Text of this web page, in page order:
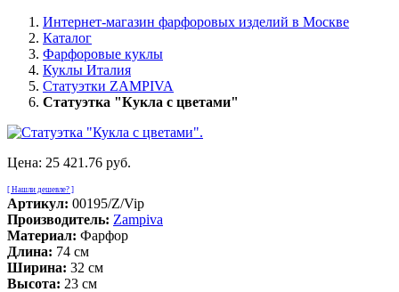
Интернет-магазин фарфоровых изделий в Москве
Каталог
Фарфоровые куклы
Куклы Италия
Статуэтки ZAMPIVA
Статуэтка "Кукла с цветами"
Цена: 25 421.76 руб.
[ Нашли дешевле? ]
Артикул: 00195/Z/Vip
Производитель: Zampiva
Материал: Фарфор
Длина: 74 см
Ширина: 32 см
Высота: 23 см